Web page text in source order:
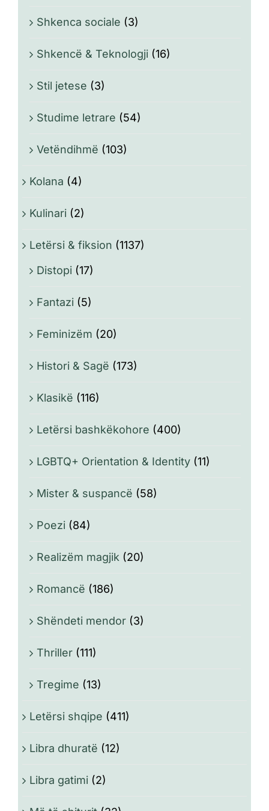
Shkenca sociale (3)
Shkencë & Teknologji (16)
Stil jetese (3)
Studime letrare (54)
Vetëndihmë (103)
Kolana (4)
Kulinari (2)
Letërsi & fiksion (1137)
Distopi (17)
Fantazi (5)
Feminizëm (20)
Histori & Sagë (173)
Klasikë (116)
Letërsi bashkëkohore (400)
LGBTQ+ Orientation & Identity (11)
Mister & suspancë (58)
Poezi (84)
Realizëm magjik (20)
Romancë (186)
Shëndeti mendor (3)
Thriller (111)
Tregime (13)
Letërsi shqipe (411)
Libra dhuratë (12)
Libra gatimi (2)